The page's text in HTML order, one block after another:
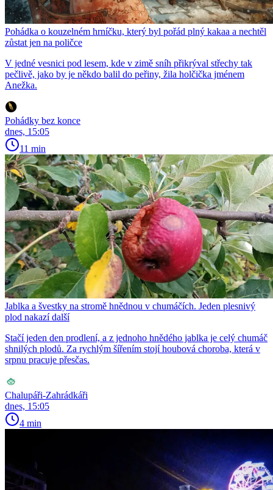
Pohádka o kouzelném hrníčku, který byl pořád plný kakaa a nechtěl
zůstat jen na poličce
V jedné vesnici pod lesem, kde v zimě sníh přikrýval střechy tak
pečlivě, jako by je někdo balil do peřiny, žila holčička jménem
Anežka.
Pohádky bez konce
dnes, 15:05
11 min
Jablka a švestky na stromě hnědnou v chumáčích. Jeden plesnivý
plod nakazí další
Stačí jeden den prodlení, a z jednoho hnědého jablka je celý chumáč
shnilých plodů. Za rychlým šířením stojí houbová choroba, která v
srpnu pracuje přesčas.
Chalupáři-Zahrádkáři
dnes, 15:05
4 min